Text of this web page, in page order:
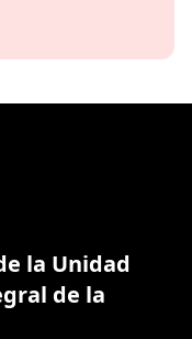
la Unidad
de la